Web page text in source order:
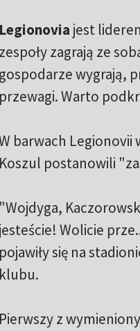
Legionovia jest
zespoły zagrają ze
gospodarze wygrają,
przewagi. Warto
barwach Legionovii
Koszul postanowili
"Wojdyga,
jesteście! Wolicie
pojawiły się na
klubu.
Pierwszy z